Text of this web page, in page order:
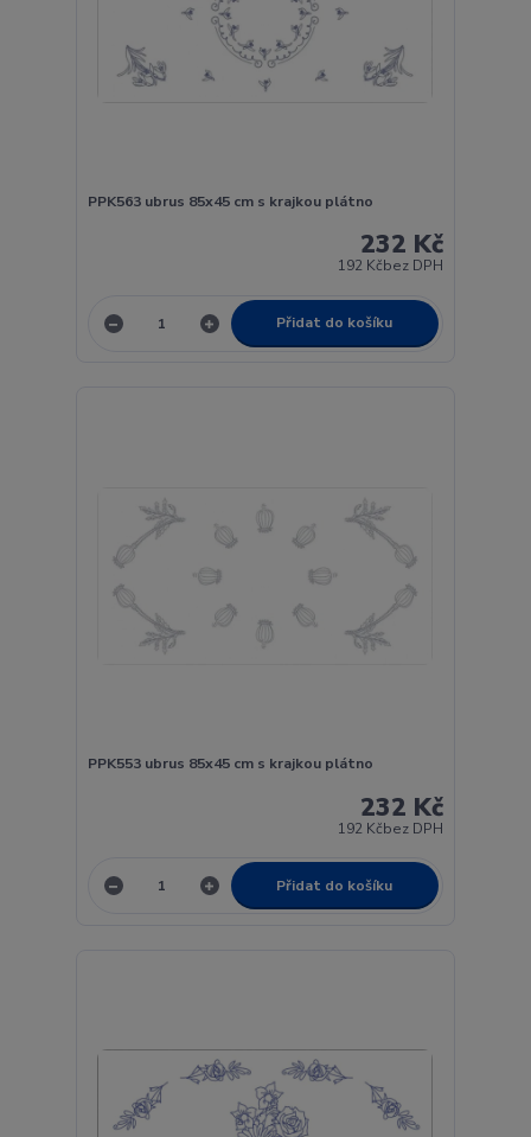
PPK563 ubrus 85x45 cm s krajkou plátno
232 Kč
192 Kčbez DPH
Přidat do košíku
PPK553 ubrus 85x45 cm s krajkou plátno
232 Kč
192 Kčbez DPH
Přidat do košíku